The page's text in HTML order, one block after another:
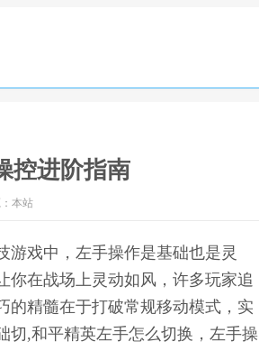
控进阶指南
本站
游戏中，左手操作是基础也是灵
你在战场上灵动如风，许多玩家追
的精髓在于打破常规移动模式，实
切,和平精英左手怎么切换，左手操